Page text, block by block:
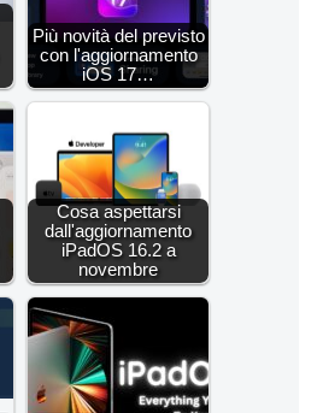
Più novità del previsto
con l'aggiornamento
iOS 17…
Cosa aspettarsi
dall'aggiornamento
iPadOS 16.2 a
novembre